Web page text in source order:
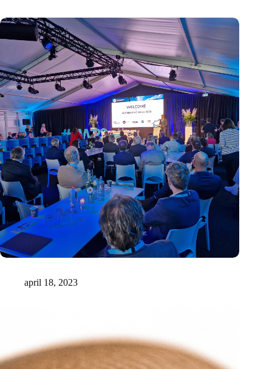
april 18, 2023